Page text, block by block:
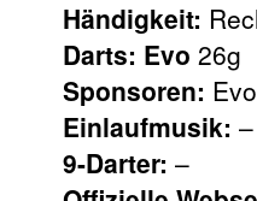
Händigkeit:
Darts: Evo 26g
Sponsoren: Evo
Einlaufmusik: –
9-Darter: –